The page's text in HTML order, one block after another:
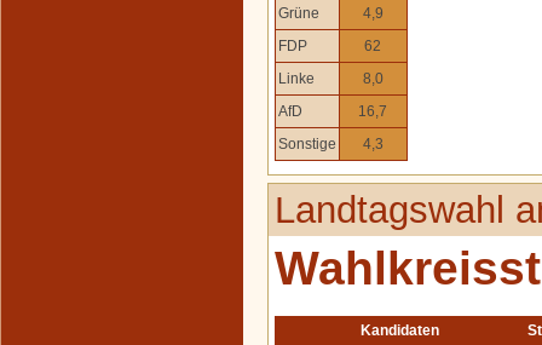
Grüne
4,9
FDP
62
Linke
8,0
AfD
16,7
Sonstige
4,3
Landtagswahl
Kandidaten